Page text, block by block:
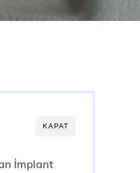
KAPAT
İmplant